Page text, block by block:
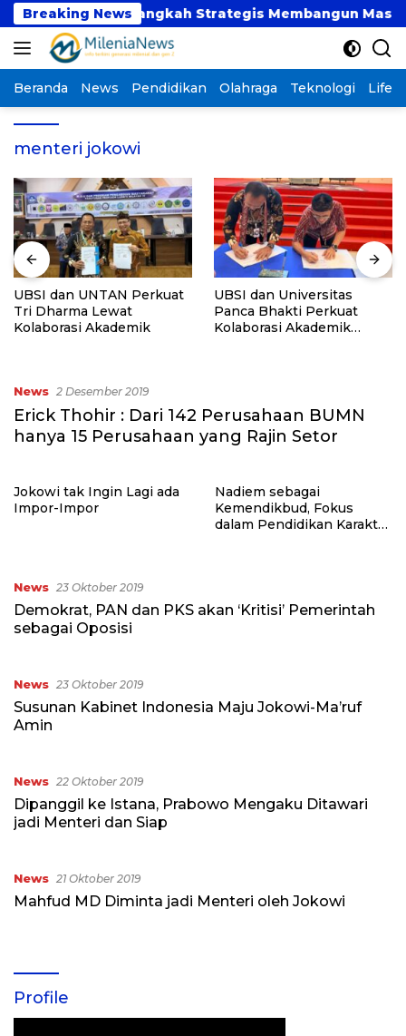
Langsung
ke
konten
Breaking News
Sesaat atau Langkah Strategis Membangun Masa
Beranda News Pendidikan Olahraga Teknologi
menteri jokowi
UBSI dan UNTAN Perkuat
Tri Dharma Lewat
Kolaborasi Akademik
UBSI dan Universitas
Panca Bhakti Perkuat
Kolaborasi Akademik
News 2 Desember 2019
Erick Thohir : Dari 142 Perusahaan BUMN
hanya 15 Perusahaan yang Rajin Setor
Jokowi tak Ingin Lagi ada
Impor-Impor
Nadiem sebagai
Kemendikbud, Fokus
dalam Pendidikan Karakter
News 23 Oktober 2019
Demokrat, PAN dan PKS akan ‘Kritisi’ Pemerintah
sebagai Oposisi
News 23 Oktober 2019
Susunan Kabinet Indonesia Maju Jokowi-Ma’ruf
Amin
News 22 Oktober 2019
Dipanggil ke Istana, Prabowo Mengaku Ditawari
jadi Menteri dan Siap
News 21 Oktober 2019
Mahfud MD Diminta jadi Menteri oleh Jokowi
Profile